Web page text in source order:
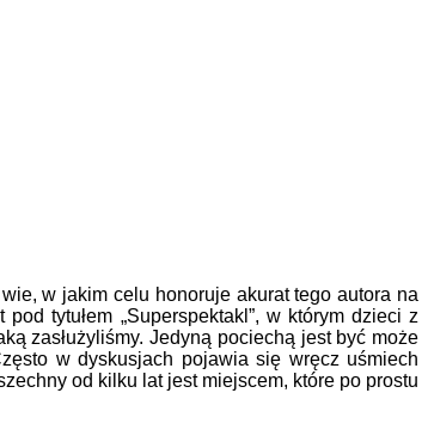
w jakim celu honoruje akurat tego autora na
tytułem „Superspektakl”, w którym dzieci z
zasłużyliśmy. Jedyną pociechą jest być może
w dyskusjach pojawia się wręcz uśmiech
od kilku lat jest miejscem, które po prostu